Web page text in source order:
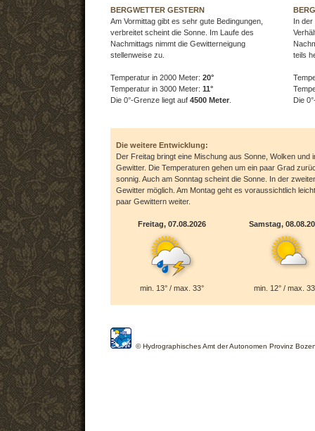
BERGWETTER GESTERN
Am Vormittag gibt es sehr gute Bedingungen,
verbreitet scheint die Sonne. Im Laufe des
Nachmittags nimmt die Gewitterneigung
stellenweise zu.
In der
teils
Temperatur in 2000 Meter: 20°
Temperatur in 3000 Meter: 11°
Die 0°-Grenze liegt auf 4500 Meter
Die
Die weitere Entwicklung:
Der Freitag bringt eine Mischung aus Sonne, Wolken und
Gewitter. Die Temperaturen gehen um ein paar Grad
sonnig. Auch am Sonntag scheint die Sonne. In der
Gewitter möglich. Am Montag geht es voraussichtlich
paar Gewittern weiter.
Freitag, 07.08.2026 Samstag,
min. 13° / max. 33° min. 12° / max.
© Hydrographisches Amt der Autonomen Provinz